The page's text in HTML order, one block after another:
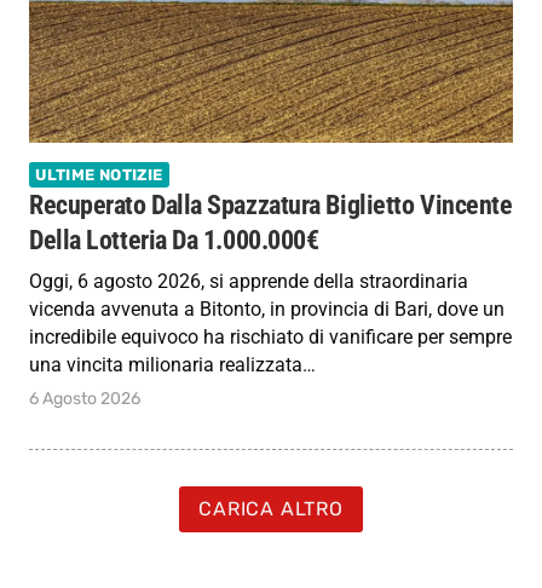
ULTIME NOTIZIE
Recuperato Dalla Spazzatura Biglietto Vincente
Della Lotteria Da 1.000.000€
Oggi, 6 agosto 2026, si apprende della straordinaria
vicenda avvenuta a Bitonto, in provincia di Bari, dove un
incredibile equivoco ha rischiato di vanificare per sempre
una vincita milionaria realizzata…
6 Agosto 2026
CARICA ALTRO